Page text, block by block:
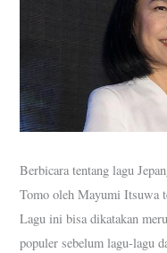
Berbicara tentang lagu
Tomo oleh Mayumi Itsuwa
Lagu ini bisa dikatakan
populer sebelum lagu-lagu